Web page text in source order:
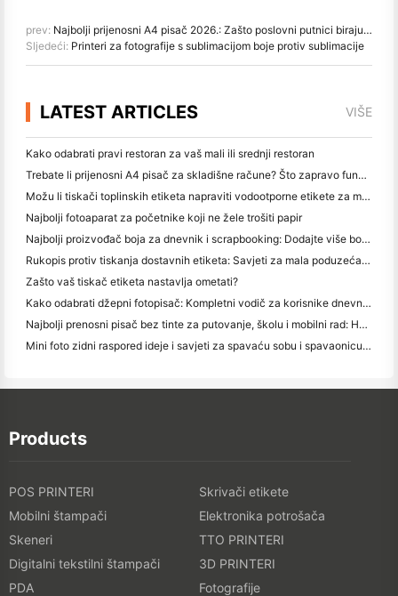
prev: Najbolji prijenosni A4 pisač 2026.: Zašto poslovni putnici biraju Hanin ((HPRT) MT800
Sljedeći: Printeri za fotografije s sublimacijom boje protiv sublimacije
LATEST ARTICLES VIŠE
Kako odabrati pravi restoran za vaš mali ili srednji restoran
Trebate li prijenosni A4 pisač za skladišne račune? Što zapravo funkcionira
Možu li tiskači toplinskih etiketa napraviti vodootporne etikete za male proizvode?
Najbolji fotoaparat za početnike koji ne žele trošiti papir
Najbolji proizvođač boja za dnevnik i scrapbooking: Dodajte više boja na svaku stranicu
Rukopis protiv tiskanja dostavnih etiketa: Savjeti za mala poduzeća u 2026.
Zašto vaš tiskač etiketa nastavlja ometati?
Kako odabrati džepni fotopisač: Kompletni vodič za korisnike dnevnika, putovanja i iPhone-a
Najbolji prenosni pisač bez tinte za putovanje, školu i mobilni rad: Hanin MT620 Pro Pregled
Mini foto zidni raspored ideje i savjeti za spavaću sobu i spavaonicu ukras
Products
POS PRINTERI
Skrivači etikete
Mobilni štampači
Elektronika potrošača
Skeneri
TTO PRINTERI
Digitalni tekstilni štampači
3D PRINTERI
PDA
Fotografije